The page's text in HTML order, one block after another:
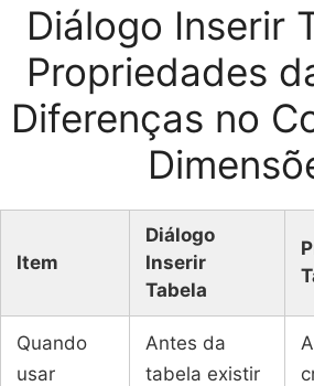
Diálogo Inserir
Propriedades
Diferenças no
Item
Diálogo
Inserir
Tabela
Quando
usar
Antes da
tabela existir